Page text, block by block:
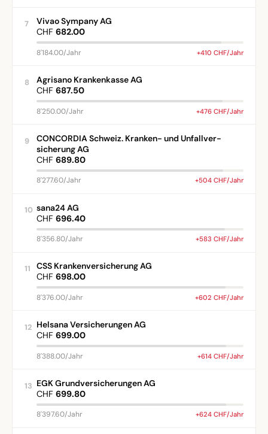
7
Vivao Sympany AG
CHF 682.00
8'184.00/Jahr +410 CHF/Jahr
8
Agrisano Krankenkasse AG
CHF 687.50
8'250.00/Jahr +476 CHF/Jahr
9
CONCORDIA Schweiz. Kranken- und Unfallver-
sicherung AG
CHF 689.80
8'277.60/Jahr +504 CHF/Jahr
10 sana24 AG
CHF 696.40
8'356.80/Jahr +583 CHF/Jahr
11
CSS Krankenversicherung AG
CHF 698.00
8'376.00/Jahr +602 CHF/Jahr
12 Helsana Versicherungen AG
CHF 699.00
8'388.00/Jahr +614 CHF/Jahr
13 EGK Grundversicherungen AG
CHF 699.80
8'397.60/Jahr +624 CHF/Jahr